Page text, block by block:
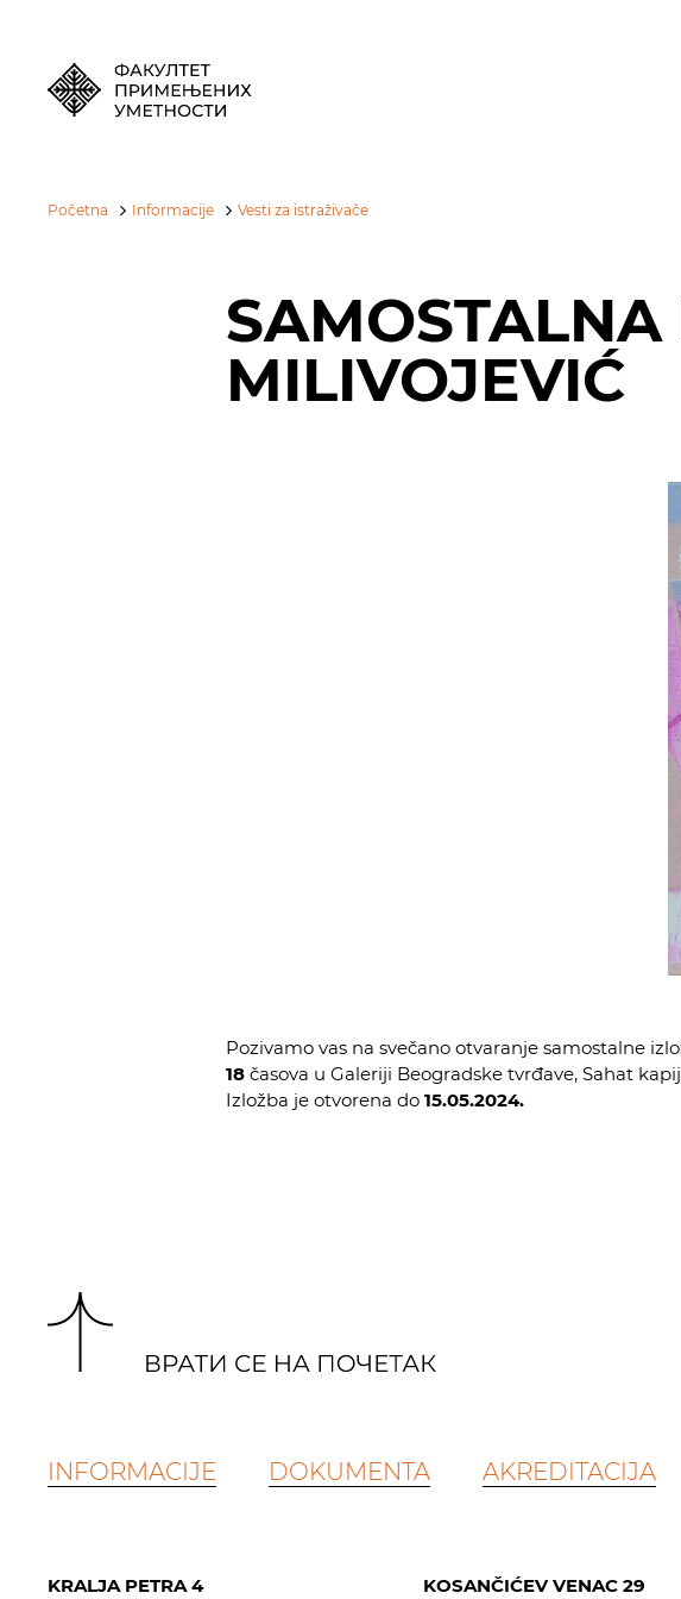
Početna Informacije Vesti za istraživače
MILIVOJEVIĆ
Pozivamo vas na svečano otvaranje samostalne
18 časova u Galeriji Beogradske tvrđave, Sahat
Izložba je otvorena do 15.05.2024.
INFORMACIJE DOKUMENTA AKREDITACIJA
KRALJA PETRA 4 KOSANČIĆEV VENAC 29